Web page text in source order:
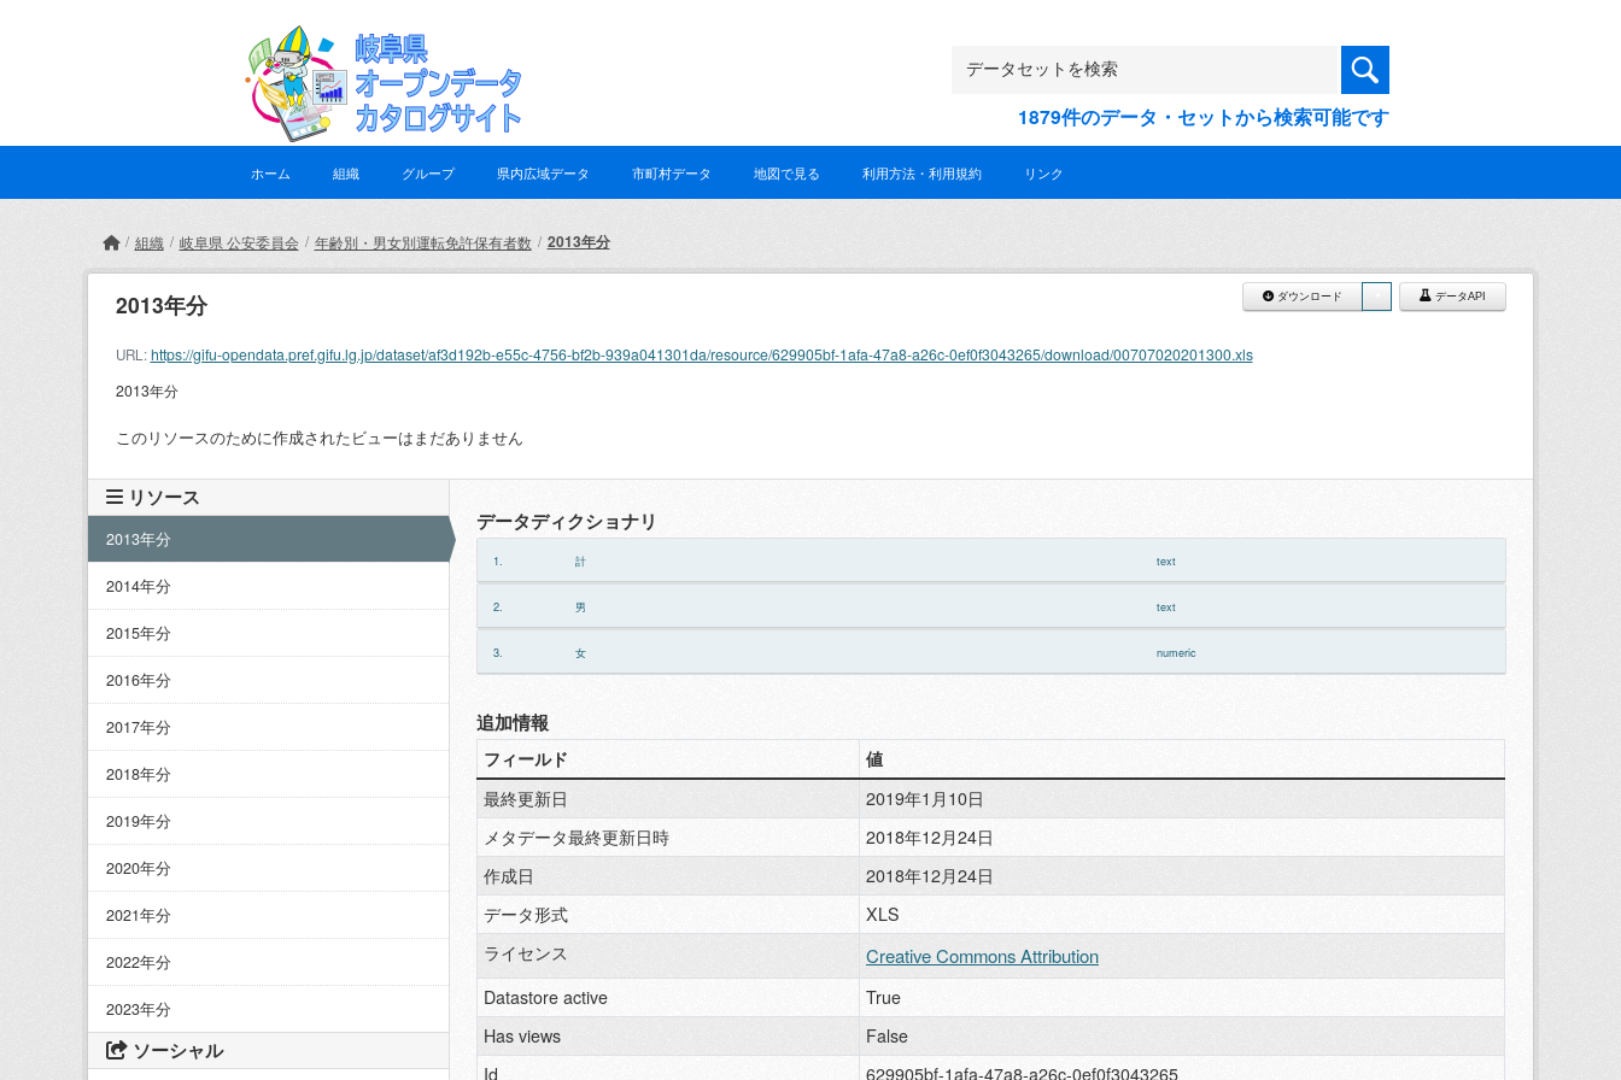
1879件のデータ・セットから検索可能です
ホーム 組織 グループ 県内広域データ 市町村データ 地図で見る 利用方法・利用規約 リンク
組織 岐阜県 公安委員会 年齢別・男女別運転免許保有者数 2013年分
ダウンロード データAPI
2013年分
URL:https://gifu-opendata.pref.gifu.lg.jp/dataset/af3d192b-e55c-4756-bf2b-939a041301da/resource/629905bf-1afa-47a8-a26c-0ef0f3043265/download/00707020201300.xls
2013年分
このリソースのために作成されたビューはまだありません
リソース
2013年分
2014年分
2015年分
2016年分
2017年分
2018年分
2019年分
2020年分
2021年分
2022年分
2023年分
ソーシャル
データディクショナリ
1. 計 text
2. 男 text
3. 女 numeric
追加情報
フィールド
値
最終更新日
2019年1月10日
メタデータ最終更新日時
2018年12月24日
作成日
2018年12月24日
データ形式
XLS
ライセンス
Creative Commons Attribution
Datastore active
True
Has views
False
Id
629905bf-1afa-47a8-a26c-0ef0f3043265